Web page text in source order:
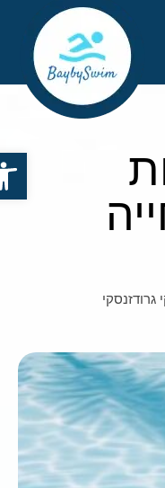
גרודזנסקי
פתח